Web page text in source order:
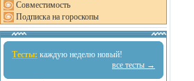
Совместимость
Подписка на гороскопы
Тесты: каждую неделю новый!
все тесты →